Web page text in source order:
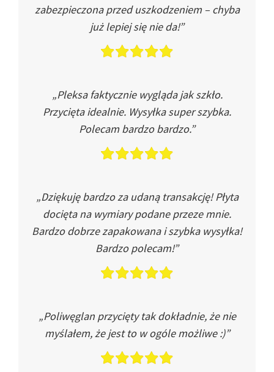
zabezpieczona przed uszkodzeniem – chyba
już lepiej się nie da!”
„Pleksa faktycznie wygląda jak szkło.
Przycięta idealnie. Wysyłka super szybka.
Polecam bardzo bardzo.”
„Dziękuję bardzo za udaną transakcję! Płyta
docięta na wymiary podane przeze mnie.
Bardzo dobrze zapakowana i szybka wysyłka!
Bardzo polecam!”
„Poliwęglan przycięty tak dokładnie, że nie
myślałem, że jest to w ogóle możliwe :)”